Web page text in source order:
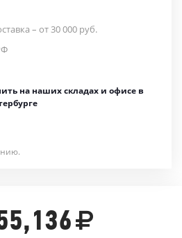
– от 30 000 руб.
на наших складах и офисе в